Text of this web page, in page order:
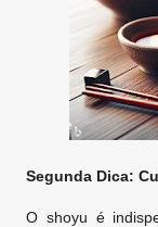
Segunda Dica:
O shoyu é